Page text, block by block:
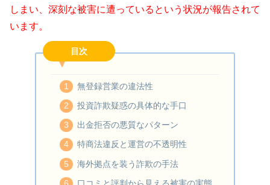
しまい、深刻な被害に遭っているという状況が報告されて
います。
目次
無登録営業の違法性
投資詐欺疑惑の具体的な手口
出金拒否の悪質なパターン
特商法違反と運営の不透明性
海外拠点を装う詐欺の手法
口コミと評判から見える被害の実態